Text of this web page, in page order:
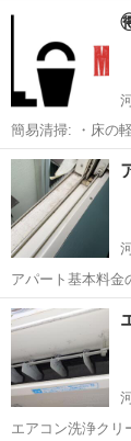
簡易清掃: ・床の
的な清掃を目的と
間の制約や予算の少ない場合
店の簡易清掃...
山梨 南都留郡
アパート基本料金のご案内 入居前、退去後
1R ¥20,000
¥24,000 2K
山梨 南都留郡
エアコン洗浄クリ